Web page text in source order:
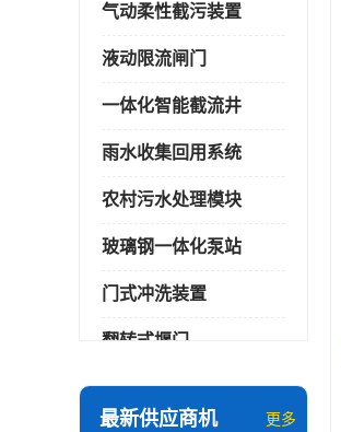
气动柔性截污装置
液动限流闸门
一体化智能截流井
雨水收集回用系统
农村污水处理模块
玻璃钢一体化泵站
门式冲洗装置
翻转式堰门
智能一体化雨水泵站
最新供应商机 更多